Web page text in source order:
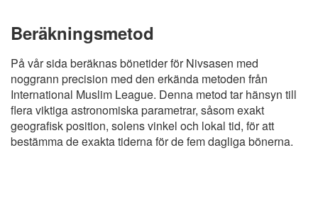
Beräkningsmetod
På vår sida beräknas bönetider för Nivsasen med
noggrann precision med den erkända metoden från
International Muslim League. Denna metod tar hänsyn till
flera viktiga astronomiska parametrar, såsom exakt
geografisk position, solens vinkel och lokal tid, för att
bestämma de exakta tiderna för de fem dagliga bönerna.